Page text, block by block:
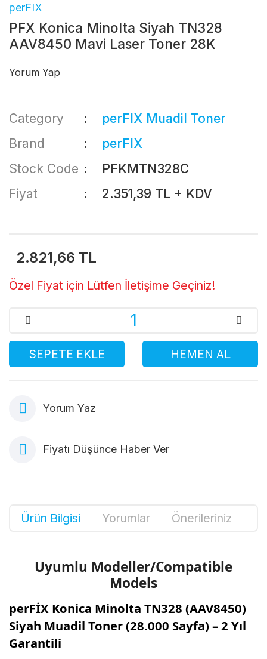
perFIX
PFX Konica Minolta Siyah TN328
AAV8450 Mavi Laser Toner 28K
Yorum Yap
Category
perFIX Muadil Toner
Brand
perFIX
Stock Code
PFKMTN328C
Fiyat
2.351,39 TL + KDV
2.821,66 TL
Özel Fiyat için Lütfen İletişime Geçiniz!
SEPETE EKLE HEMEN AL
Yorum Yaz
Fiyatı Düşünce Haber Ver
Ürün Bilgisi Yorumlar Önerileriniz
Uyumlu Modeller/Compatible
Models
perFİX Konica Minolta TN328 (AAV8450)
Siyah Muadil Toner (28.000 Sayfa) – 2 Yıl
Garantili